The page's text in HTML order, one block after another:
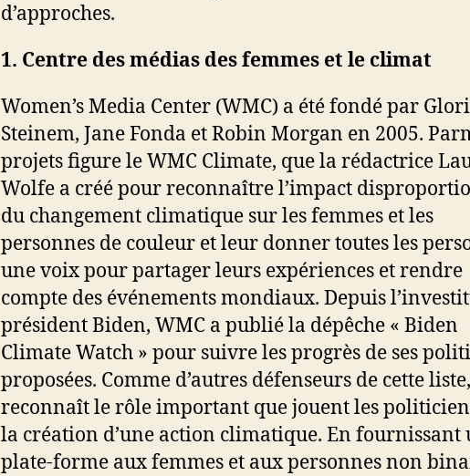
d’approches.
1. Centre des médias des femmes et le climat
Women’s Media Center (WMC) a été fondé par
Steinem, Jane Fonda et Robin Morgan en 2005.
projets figure le WMC Climate, que la rédactrice
Wolfe a créé pour reconnaître l’impact
du changement climatique sur les femmes et les
personnes de couleur et leur donner toutes les
une voix pour partager leurs expériences et rendre
compte des événements mondiaux. Depuis
président Biden, WMC a publié la dépêche « Biden
Climate Watch » pour suivre les progrès de ses
proposées. Comme d’autres défenseurs de cette
reconnaît le rôle important que jouent les
la création d’une action climatique. En fournissant
plate-forme aux femmes et aux personnes non